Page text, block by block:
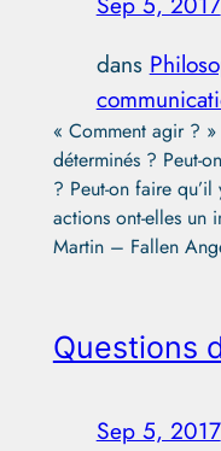
dans
« Comment agir ? »
déterminés ? Peut-
? Peut-on faire
actions ont-elles un
Martin – Fallen
Questions
Sep 5, 2017